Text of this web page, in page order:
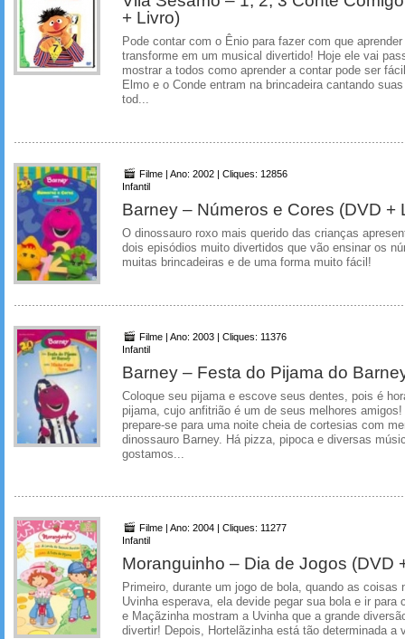
+ Livro)
Pode contar com o Ênio para fazer com que
transforme em um musical divertido! Hoje ele vai
mostrar a todos como aprender a contar pode ser
Elmo e o Conde entram na brincadeira cantando
tod...
Filme | Ano: 2002 | Cliques: 12856
Infantil
Barney – Números e Cores (DVD +
O dinossauro roxo mais querido das crianças
dois episódios muito divertidos que vão ensinar os
muitas brincadeiras e de uma forma muito fácil!
Filme | Ano: 2003 | Cliques: 11376
Infantil
Barney – Festa do Pijama do
Coloque seu pijama e escove seus dentes, pois é
pijama, cujo anfitrião é um de seus melhores
prepare-se para uma noite cheia de cortesias com
dinossauro Barney. Há pizza, pipoca e diversas
gostamos...
Filme | Ano: 2004 | Cliques: 11277
Infantil
Moranguinho – Dia de Jogos (DVD
Primeiro, durante um jogo de bola, quando as coisas
Uvinha esperava, ela devide pegar sua bola e ir para
e Maçãzinha mostram a Uvinha que a grande
divertir! Depois, Hortelãzinha está tão determinada a